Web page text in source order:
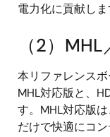
電力化に貢献しま
（2）
本リファレンス
MHL対応版と、
す。MHL対応版
だけで快適にコン